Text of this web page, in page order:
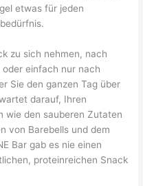
etwas für jeden
zu sich nehmen, nach
oder einfach nur nach
Sie den ganzen Tag über
darauf, Ihren
wie den sauberen Zutaten
von Barebells und dem
Bar gab es nie einen
proteinreichen Snack